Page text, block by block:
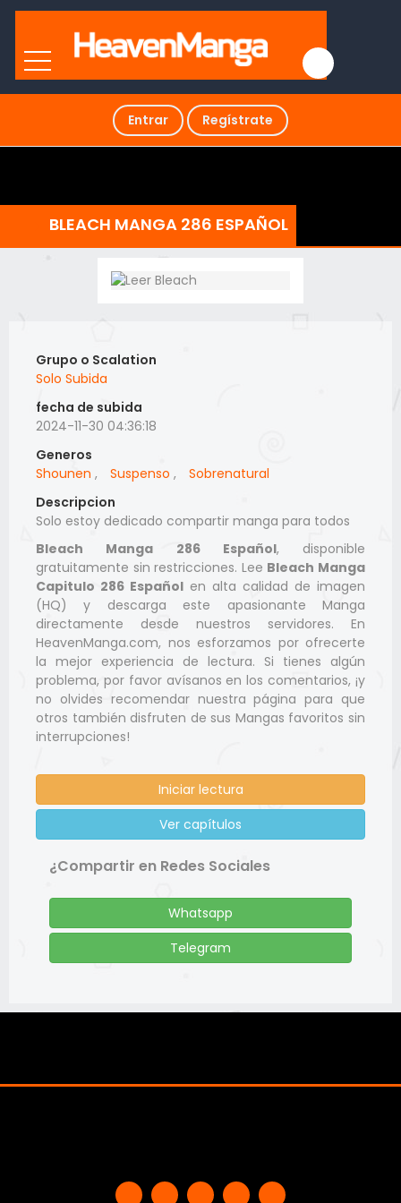
Entrar Regístrate
BLEACH MANGA 286 ESPAÑOL
Grupo o Scalation
Solo Subida
fecha de subida
2024-11-30 04:36:18
Generos
Shounen , Suspenso ,
Sobrenatural
Descripcion
Solo estoy dedicado compartir manga para todos
Bleach Manga 286 Español, disponible
gratuitamente sin restricciones. Lee Bleach Manga
Capitulo 286 Español en alta calidad de imagen
(HQ) y descarga este apasionante Manga
directamente desde nuestros servidores. En
HeavenManga.com, nos esforzamos por ofrecerte
la mejor experiencia de lectura. Si tienes algún
problema, por favor avísanos en los comentarios, ¡y
no olvides recomendar nuestra página para que
otros también disfruten de sus Mangas favoritos sin
interrupciones!
Iniciar lectura
Ver capítulos
¿Compartir en Redes Sociales
Whatsapp
Telegram